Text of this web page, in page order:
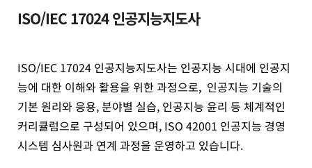
ISO/IEC 17024 인공지능지도사
ISO/IEC 17024 인공지능지도사는 인공지능 시대에 인공지
능에 대한 이해와 활용을 위한 과정으로, 인공지능 기술의
기본 원리와 응용, 분야별 실습, 인공지능 윤리 등 체계적인
커리큘럼으로 구성되어 있으며, ISO 42001 인공지능 경영
시스템 심사원과 연계 과정을 운영하고 있습니다.